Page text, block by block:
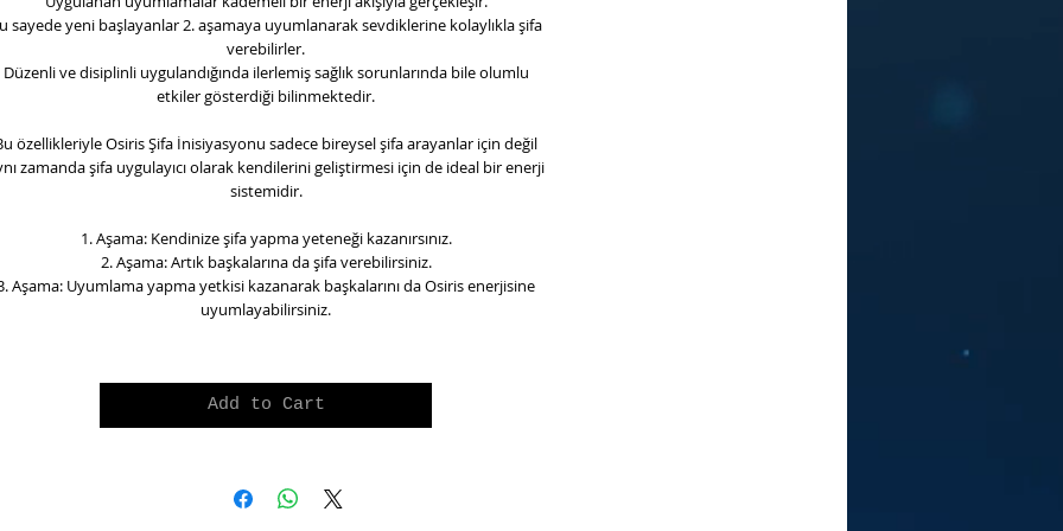
sayede yeni başlayanlar 2. aşamaya uyumlanarak sevdiklerine kolaylıkla şifa
verebilirler.
Düzenli ve disiplinli uygulandığında ilerlemiş sağlık sorunlarında bile olumlu
etkiler gösterdiği bilinmektedir.
özellikleriyle Osiris Şifa İnisiyasyonu sadece bireysel şifa arayanlar için değil
zamanda şifa uygulayıcı olarak kendilerini geliştirmesi için de ideal bir enerji
sistemidir.
1. Aşama: Kendinize şifa yapma yeteneği kazanırsınız.
2. Aşama: Artık başkalarına da şifa verebilirsiniz.
Aşama: Uyumlama yapma yetkisi kazanarak başkalarını da Osiris enerjisine
uyumlayabilirsiniz.
Add to Cart